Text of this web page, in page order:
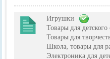
Игрушки
Товары для детского
Товары для
Школа, товары для
Электроника для